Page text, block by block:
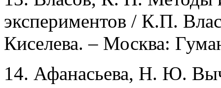
экспериментов / К.П.
Киселева. – Москва:
14. Афанасьева, Н. Ю.